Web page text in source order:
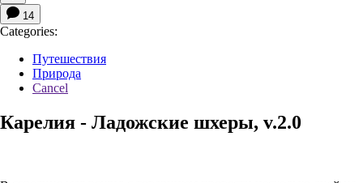
14
Categories:
Путешествия
Природа
Cancel
Карелия - Ладожские шхеры, v.2.0